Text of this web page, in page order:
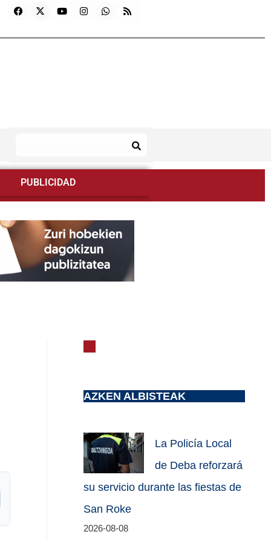
PUBLICIDAD
AZKEN ALBISTEAK
La Policía Local
de Deba reforzará
su servicio durante las fiestas de
San Roke
2026-08-08